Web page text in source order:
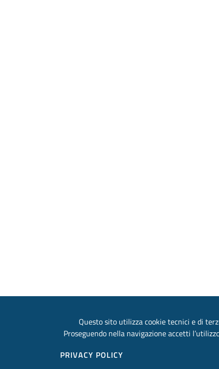
Questo sito utilizza cookie tecnici e di
Proseguendo nella navigazione accetti
PRIVACY POLICY